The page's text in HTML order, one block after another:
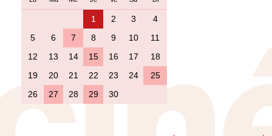
1 2 3
4
5
6 7 8 9 10
11
12
13 14 15 16 17
18
19
20 21 22 23 24
25
26
27 28 29 30